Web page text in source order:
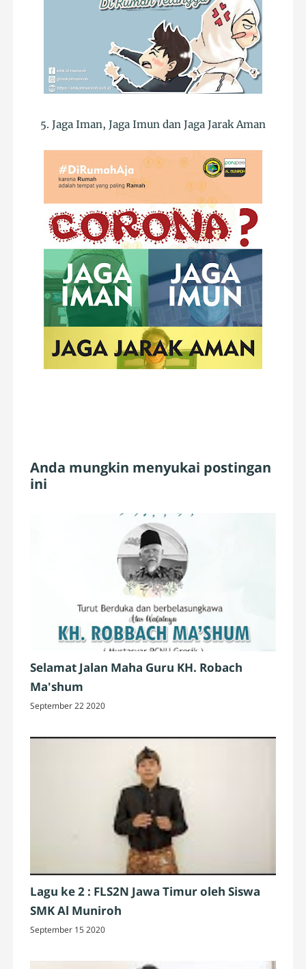
5. Jaga Iman, Jaga Imun dan Jaga Jarak Aman
Anda mungkin menyukai postingan
ini
Selamat Jalan Maha Guru KH. Robach
Ma'shum
September 22 2020
Lagu ke 2 : FLS2N Jawa Timur oleh Siswa
SMK Al Muniroh
September 15 2020